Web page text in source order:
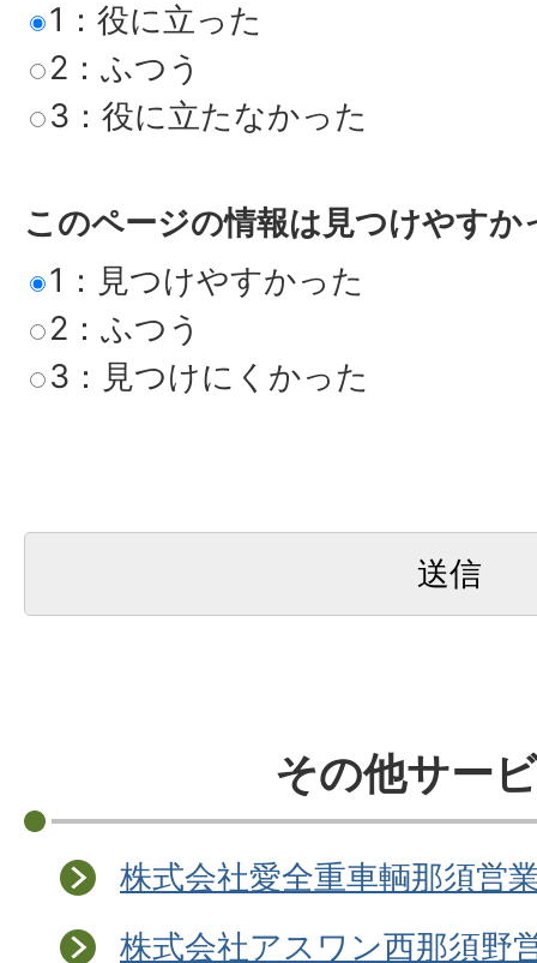
1：役に立った
2：ふつう
3：役に立たなかった
このページの情報は見つけやすか
1：見つけやすかった
2：ふつう
3：見つけにくかった
その他サー
株式会社愛全重車輌那須営
株式会社アスワン西那須野